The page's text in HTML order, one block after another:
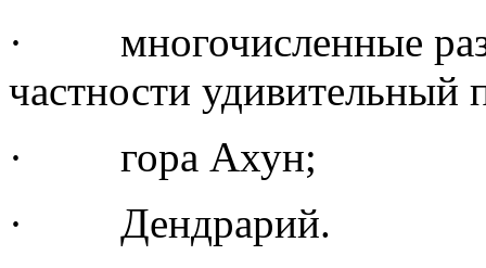
· многочисленные
частности удивительный
· гора Ахун;
· Дендрарий.